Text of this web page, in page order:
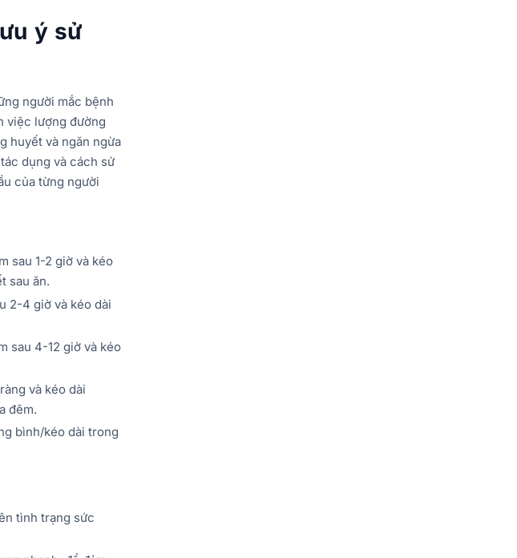
ý sử
người mắc bệnh
việc lượng đường
huyết và ngăn ngừa
dụng và cách sử
của từng người
sau 1-2 giờ và kéo
sau ăn.
2-4 giờ và kéo dài
sau 4-12 giờ và kéo
và kéo dài
đêm.
bình/kéo dài trong
tình trạng sức